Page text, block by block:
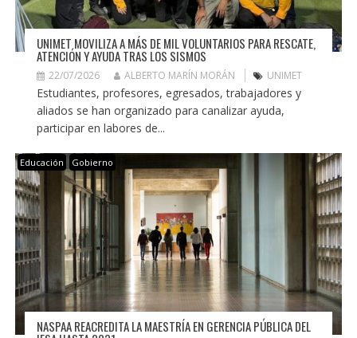
UNIMET MOVILIZA A MÁS DE MIL VOLUNTARIOS PARA RESCATE,
ATENCIÓN Y AYUDA TRAS LOS SISMOS
22/07/2026 ALBERTO MARÍN MORÁN UNIMET
Estudiantes, profesores, egresados, trabajadores y
aliados se han organizado para canalizar ayuda,
participar en labores de...
Educación Gobierno
NASPAA REACREDITA LA MAESTRÍA EN GERENCIA PÚBLICA DEL